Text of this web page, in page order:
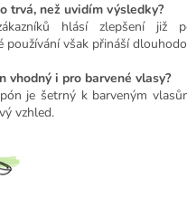
trvá, než uvidím výsledky?
hlásí zlepšení již
používání však přináší
vhodný i pro barvené vlasy?
je šetrný k barveným
vzhled.